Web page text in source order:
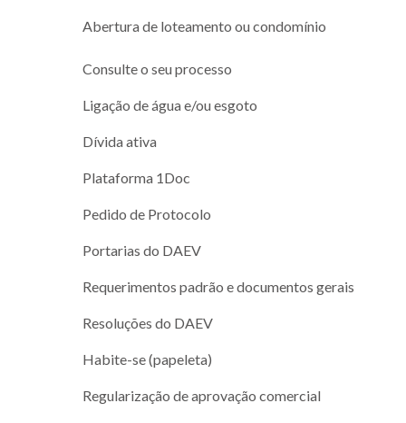
Abertura de loteamento ou condomínio
Consulte o seu processo
Ligação de água e/ou esgoto
Dívida ativa
Plataforma 1Doc
Pedido de Protocolo
Portarias do DAEV
Requerimentos padrão e documentos gerais
Resoluções do DAEV
Habite-se (papeleta)
Regularização de aprovação comercial